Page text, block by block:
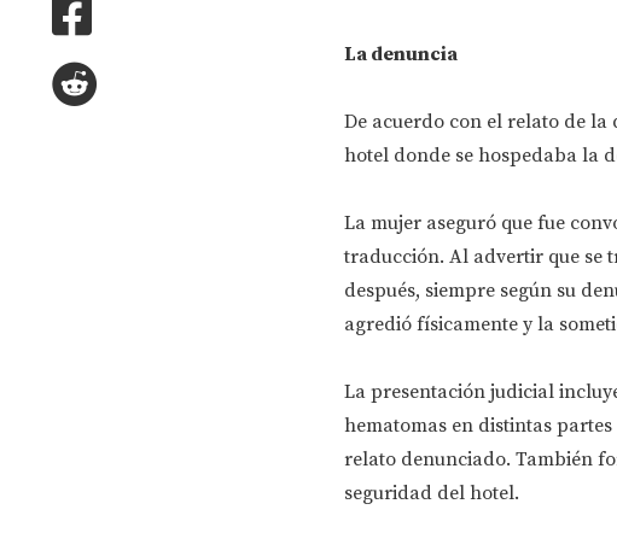
La denuncia
De acuerdo con el relato de
hotel donde se hospedaba la
La mujer aseguró que fue
traducción. Al advertir que se
después, siempre según su
agredió físicamente y la
La presentación judicial
hematomas en distintas
relato denunciado. También
seguridad del hotel.